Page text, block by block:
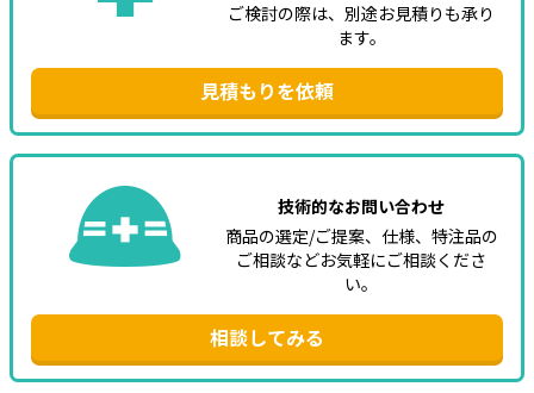
ご検討の際は、別途お見積りも承り
ます。
見積もりを依頼
技術的なお問い合わせ
商品の選定/ご提案、仕様、特注品の
ご相談などお気軽にご相談くださ
い。
相談してみる